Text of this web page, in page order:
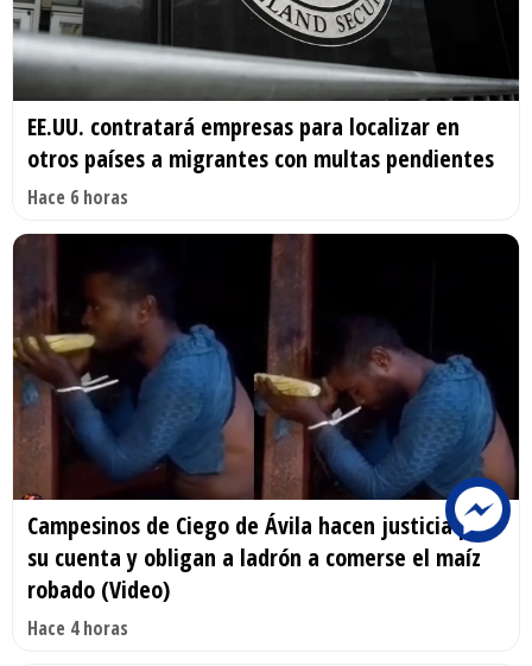
EE.UU. contratará empresas para localizar en
otros países a migrantes con multas pendientes
Hace 6 horas
Campesinos de Ciego de Ávila hacen justicia por
su cuenta y obligan a ladrón a comerse el maíz
robado (Video)
Hace 4 horas